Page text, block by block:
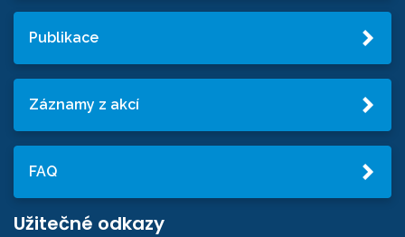
Publikace
Záznamy z akcí
FAQ
Užitečné odkazy